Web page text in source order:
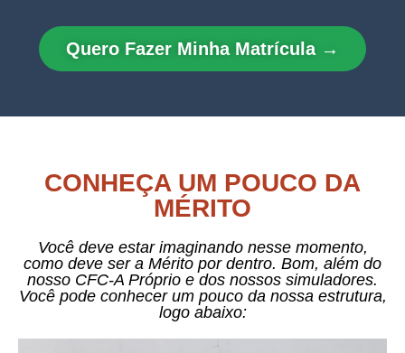
Quero Fazer Minha Matrícula →
CONHEÇA UM POUCO DA
MÉRITO
Você deve estar imaginando nesse momento,
como deve ser a Mérito por dentro. Bom, além do
nosso CFC-A Próprio e dos nossos simuladores.
Você pode conhecer um pouco da nossa estrutura,
logo abaixo: